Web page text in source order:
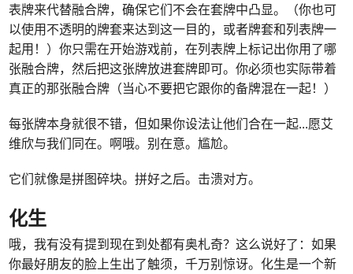
表牌来代替融合牌，确保它们不会在套牌中凸显。（你也可
以使用不透明的牌套来达到这一目的，或者牌套和列表牌一
起用！）你只需在开始游戏前，在列表牌上标记出你用了哪
张融合牌，然后把这张牌放进套牌即可。你必须也实际带着
真正的那张融合牌（当心不要把它跟你的备牌混在一起！）
每张牌本身就很不错，但如果你设法让他们合在一起...愿艾
维欣与我们同在。啊哦。别在意。尴尬。
它们就像是拼图碎块。拼好之后。击溃对方。
化生
哦，我有没有提到现在到处都有奥札奇？这么说好了：如果
你最好朋友的脸上生出了触须，千万别惊讶。化生是一个新